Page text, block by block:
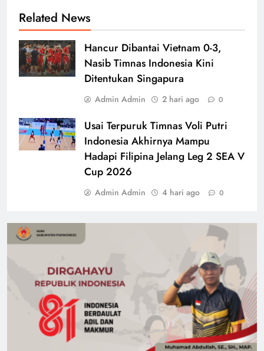
Related News
Hancur Dibantai Vietnam 0-3,
Nasib Timnas Indonesia Kini
Ditentukan Singapura
Admin Admin 2 hari ago 0
Usai Terpuruk Timnas Voli Putri
Indonesia Akhirnya Mampu
Hadapi Filipina Jelang Leg 2 SEA V
Cup 2026
Admin Admin 4 hari ago 0